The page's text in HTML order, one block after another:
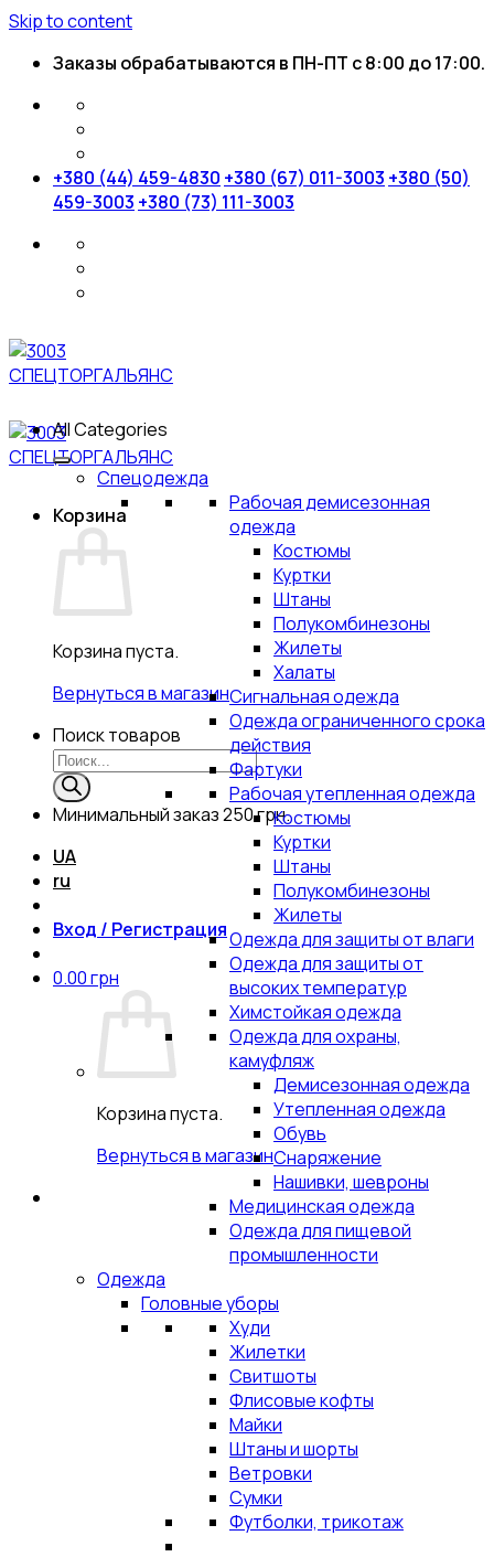
Skip to content
Заказы обрабатываются в ПН-ПТ с 8:00 до 17:00.
+380 (44) 459-4830 +380 (67) 011-3003 +380 (50)
459-3003 +380 (73) 111-3003
Корзина
Корзина пуста.
Вернуться в магазин
Поиск товаров
Минимальный заказ250 грн.
UA
ru
Вход / Регистрация
0.00грн
Корзина пуста.
Вернуться в магазин
All Categories
Спецодежда
Рабочая демисезонная
одежда
Костюмы
Куртки
Штаны
Полукомбинезоны
Жилеты
Халаты
Сигнальная одежда
Одежда ограниченного срока
действия
Фартуки
Рабочая утепленная одежда
Костюмы
Куртки
Штаны
Полукомбинезоны
Жилеты
Одежда для защиты от влаги
Одежда для защиты от
высоких температур
Химстойкая одежда
Одежда для охраны,
камуфляж
Демисезонная одежда
Утепленная одежда
Обувь
Снаряжение
Нашивки, шевроны
Медицинская одежда
Одежда для пищевой
промышленности
Одежда
Головные уборы
Худи
Жилетки
Свитшоты
Флисовые кофты
Майки
Штаны и шорты
Ветровки
Сумки
Футболки, трикотаж